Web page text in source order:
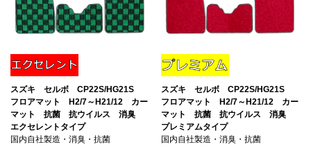
スズキ セルボ CP22S/HG21S
フロアマット H2/7～H21/12 カー
マット 抗菌 抗ウイルス 消臭
エクセレントタイプ
国内自社製造・消臭・抗菌
スズキ セルボ CP22S/HG21S
フロアマット H2/7～H21/12 カー
マット 抗菌 抗ウイルス 消臭
プレミアムタイプ
国内自社製造・消臭・抗菌